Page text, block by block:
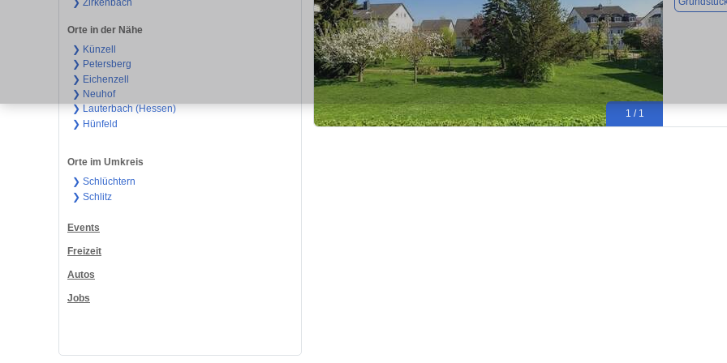
❯ Zirkenbach
Orte in der Nähe
❯ Künzell
❯ Petersberg
❯ Eichenzell
❯ Neuhof
❯ Lauterbach (Hessen)
❯ Hünfeld
Orte im Umkreis
❯ Schlüchtern
❯ Schlitz
Events
Freizeit
Autos
Jobs
1 / 1